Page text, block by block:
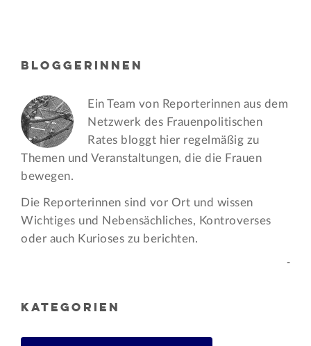
BLOGGERINNEN
Ein Team von Reporterinnen aus dem
Netzwerk des Frauen­politischen
Rates bloggt hier regelmäßig zu
Themen und Veran­staltungen, die die Frauen
bewegen.
Die Reporterinnen sind vor Ort und wissen
Wichtiges und Nebensächliches, Kontroverses
oder auch Kurioses zu berichten.
-
KATEGORIEN